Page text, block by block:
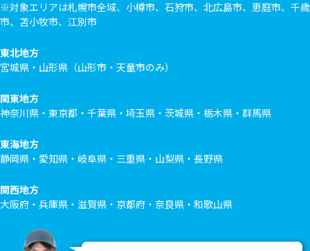
※対象エリアは札幌市全域、小樽市、石狩市、北広島市、恵庭市、千歳
市、苫小牧市、江別市
東北地方
宮城県・山形県（山形市・天童市のみ）
関東地方
神奈川県・東京都・千葉県・埼玉県・茨城県・栃木県・群馬県
東海地方
静岡県・愛知県・岐阜県・三重県・山梨県・長野県
関西地方
大阪府・兵庫県・滋賀県・京都府・奈良県・和歌山県